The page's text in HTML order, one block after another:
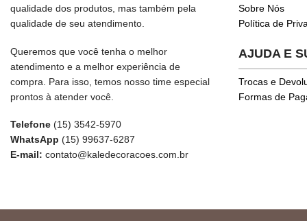
qualidade dos produtos, mas também pela
qualidade de seu atendimento.
Queremos que você tenha o melhor
atendimento e a melhor experiência de
compra. Para isso, temos nosso time especial
prontos à atender você.
Telefone (15) 3542-5970
WhatsApp (15) 99637-6287
E-mail: contato@kaledecoracoes.com.br
Sobre Nós
Política de
AJUDA E
Trocas e
Formas de